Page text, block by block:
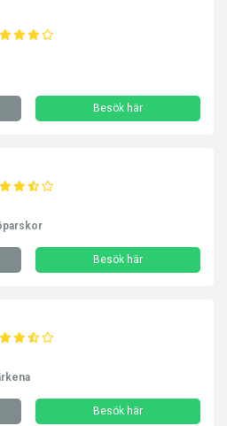
Besök här
Besök här
Besök här